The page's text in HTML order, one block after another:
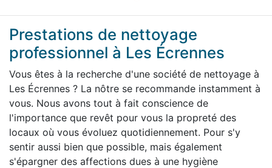
Prestations de nettoyage
professionnel à Les Écrennes
Vous êtes à la recherche d'une société de nettoyage à
Les Écrennes ? La nôtre se recommande instamment à
vous. Nous avons tout à fait conscience de
l'importance que revêt pour vous la propreté des
locaux où vous évoluez quotidiennement. Pour s'y
sentir aussi bien que possible, mais également
s'épargner des affections dues à une hygiène